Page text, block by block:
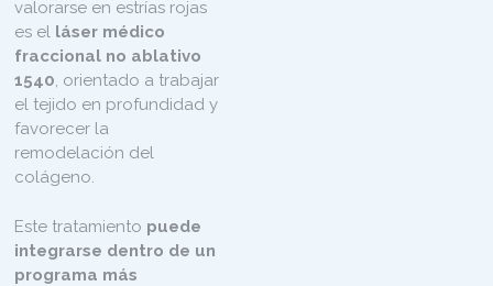
valorarse en estrías rojas
es el láser médico
fraccional no ablativo
1540, orientado a trabajar
el tejido en profundidad y
favorecer la
remodelación del
colágeno.
Este tratamiento puede
integrarse dentro de un
programa más